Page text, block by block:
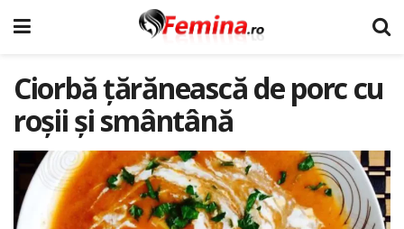
Ciorbă țărănească de porc cu
roșii și smântână